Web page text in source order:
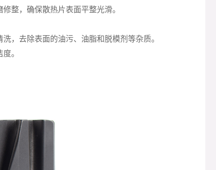
整，确保散热片表面平整光滑。
，去除表面的油污、油脂和脱模剂等杂质。
。